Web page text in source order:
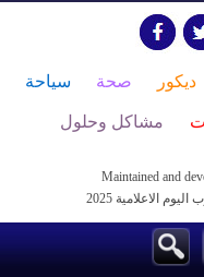
ديكور صحة سياحة
مشاكل وحلول
Maintained and